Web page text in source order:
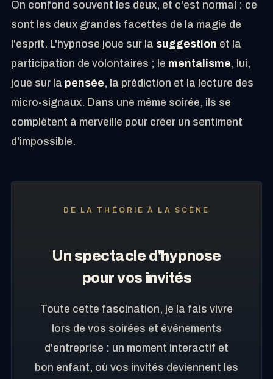
On confond souvent les deux, et c'est normal : ce
sont les deux grandes facettes de la magie de
l'esprit. L'hypnose joue sur la suggestion et la
participation de volontaires ; le mentalisme, lui,
joue sur la pensée, la prédiction et la lecture des
micro-signaux. Dans une même soirée, ils se
complètent à merveille pour créer un sentiment
d'impossible.
DE LA THÉORIE À LA SCÈNE
Un spectacle d'hypnose
pour vos invités
Toute cette fascination, je la fais vivre
lors de vos soirées et événements
d'entreprise : un moment interactif et
bon enfant, où vos invités deviennent les